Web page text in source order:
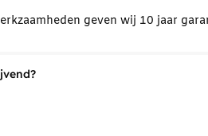
geven wij 10 jaar